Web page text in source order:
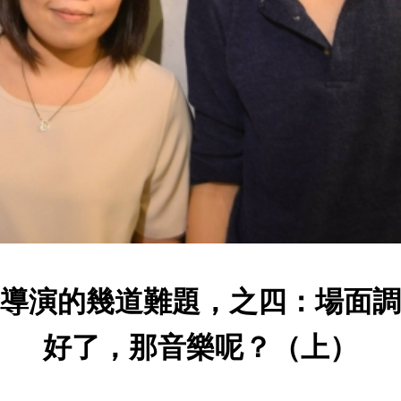
演的幾道難題，之四：場面
好了，那音樂呢？（上）